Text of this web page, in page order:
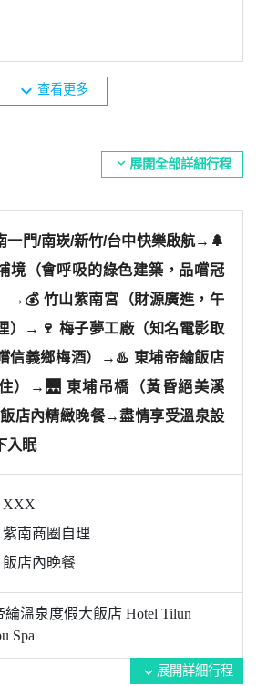
expand_more 查看更多
expand_more 展開全部詳細行程
一門/南崁/新竹/台中快樂啟航→🌲
境（會呼吸的綠色建築，品嚐冠
→💰 竹山紫南宮（財源廣進，午
）→🍷 梅子夢工廠（知名電影取
信義鄉梅酒）→♨️ 東埔帝綸飯店
住）→🌉 東埔吊橋（黃昏絕美溪
店內精緻晚餐→盡情享受溫泉設
入眠
XXX
紫南商圈自理
飯店內晚餐
綸溫泉度假大飯店 Hotel Tilun
Spa
expand_more 展開詳細行程